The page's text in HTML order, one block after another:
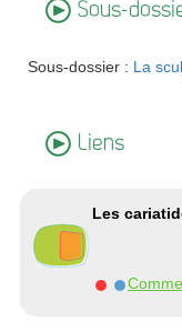
Sous-
Sous-dossier : La
Liens
Les